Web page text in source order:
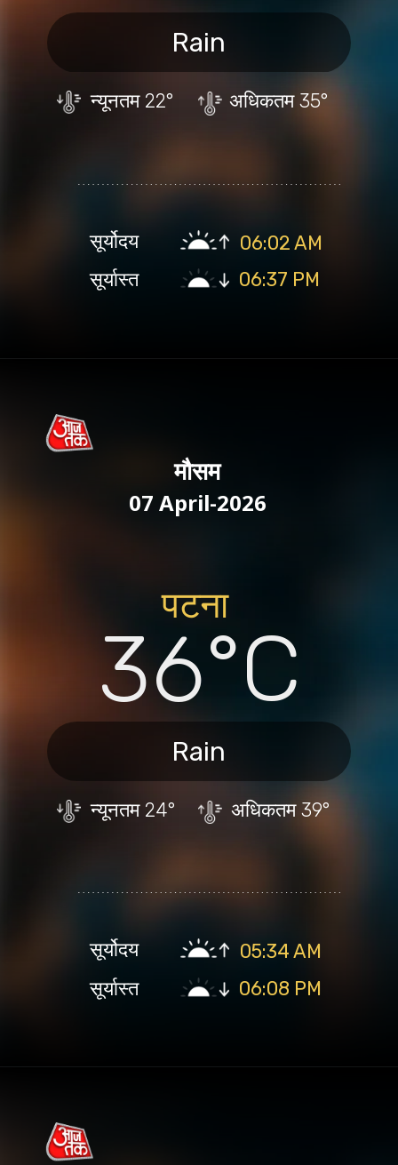
सूर्योदय
सूर्यास्त
Rain
न्यूनतम22° अधिकतम35°
06:02 AM
06:37 PM
36°C
मौसम
पटना
सूर्योदय
सूर्यास्त
Rain
न्यूनतम24° अधिकतम39°
05:34 AM
06:08 PM
07 April-2026